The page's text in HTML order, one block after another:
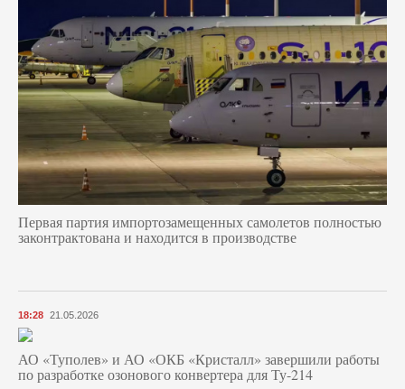
Первая партия импортозамещенных самолетов полностью
законтрактована и находится в производстве
18:28 21.05.2026
АО «Туполев» и АО «ОКБ «Кристалл» завершили работы
по разработке озонового конвертера для Ту-214